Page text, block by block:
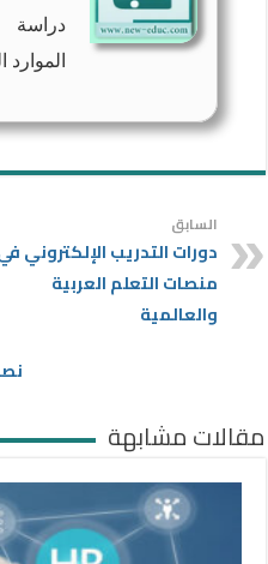
دراسة
الموارد
السابق
دورات التدريب الإلكتروني
منصات التعلم العربية
والعالمية
مقالات مشابهة